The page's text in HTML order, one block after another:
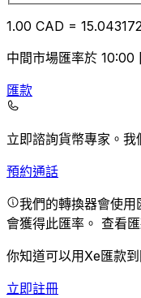
1.00 CAD = 15.04
中間市場匯率於 10:00
匯款
立即諮詢貨幣專家。 我
預約通話
我們的轉換器會使
會獲得此匯率。 查看
你知道可以用Xe匯款
立即註冊